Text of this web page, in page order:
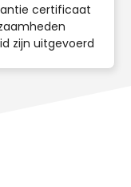
certificaat
zijn uitgevoerd